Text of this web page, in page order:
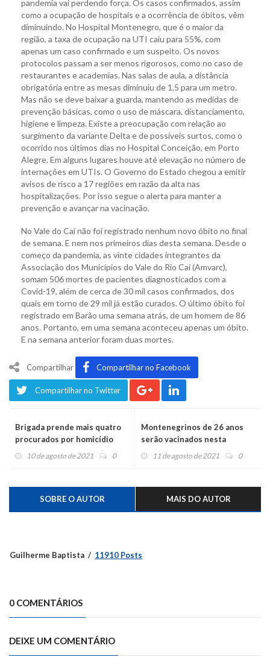
pandemia vai perdendo força. Os casos confirmados, assim
como a ocupação de hospitais e a ocorrência de óbitos, vêm
diminuindo. No Hospital Montenegro, que é o maior da
região, a taxa de ocupação na UTI caiu para 55%, com
apenas um caso confirmado e um suspeito. Os novos
protocolos passam a ser menos rigorosos, como no caso de
restaurantes e academias. Nas salas de aula, a distância
obrigatória entre as mesas diminuiu de 1,5 para um metro.
Mas não se deve baixar a guarda, mantendo as medidas de
prevenção básicas, como o uso de máscara, distanciamento,
higiene e limpeza. Existe a preocupação com relação ao
surgimento da variante Delta e de possíveis surtos, como o
ocorrido nos últimos dias no Hospital Conceição, em Porto
Alegre. Em alguns lugares houve até elevação no número de
internações em UTIs. O Governo do Estado chegou a emitir
avisos de risco a 17 regiões em razão da alta nas
hospitalizações. Por isso segue o alerta para manter a
prevenção e avançar na vacinação.
No Vale do Caí não foi registrado nenhum novo óbito no final
de semana. E nem nos primeiros dias desta semana. Desde o
começo da pandemia, as vinte cidades integrantes da
Associação dos Municípios do Vale do Rio Caí (Amvarc),
somam 506 mortes de pacientes diagnosticados com a
Covid-19, além de cerca de 30 mil casos confirmados, dos
quais em torno de 29 mil já estão curados. O último óbito foi
registrado em Barão uma semana atrás, de um homem de 86
anos. Portanto, em uma semana aconteceu apenas um óbito.
E na semana anterior foram duas mortes.
Compartilhar Compartilhar no Facebook
Compartilhar no Twitter
Brigada prende mais quatro
procurados por homicídio
10 de agosto de 2021 0
Montenegrinos de 26 anos
serão vacinados nesta
quarta-feira
11 de agosto de 2021 0
SOBRE O AUTOR MAIS DO AUTOR
Guilherme Baptista 11910 Posts
0 COMENTÁRIOS
DEIXE UM COMENTÁRIO